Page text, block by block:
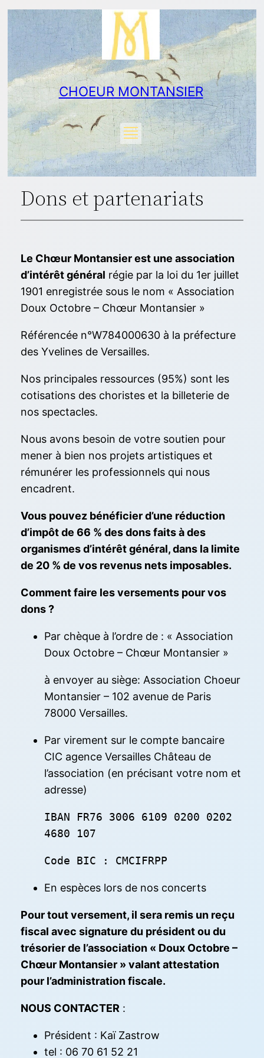
Aller
au
contenu
CHOEUR MONTANSIER
Dons et partenariats
Le Chœur Montansier est une association
d’intérêt général régie par la loi du 1er juillet
1901 enregistrée sous le nom « Association
Doux Octobre – Chœur Montansier »
Référencée n°W784000630 à la préfecture
des Yvelines de Versailles.
Nos principales ressources (95%) sont les
cotisations des choristes et la billeterie de
nos spectacles.
Nous avons besoin de votre soutien pour
mener à bien nos projets artistiques et
rémunérer les professionnels qui nous
encadrent.
Vous pouvez bénéficier d’une réduction
d’impôt de 66 % des dons faits à des
organismes d’intérêt général, dans la limite
de 20 % de vos revenus nets imposables.
Comment faire les versements pour vos
dons ?
Par chèque à l’ordre de : « Association
Doux Octobre – Chœur Montansier »
à envoyer au siège: Association Choeur
Montansier – 102 avenue de Paris
78000 Versailles.
Par virement sur le compte bancaire
CIC agence Versailles Château de
l’association (en précisant votre nom et
adresse)
IBAN FR76 3006 6109 0200 0202
4680 107
Code BIC : CMCIFRPP
En espèces lors de nos concerts
Pour tout versement, il sera remis un reçu
fiscal avec signature du président ou du
trésorier de l’association « Doux Octobre –
Chœur Montansier » valant attestation
pour l’administration fiscale.
NOUS CONTACTER :
Président : Kaï Zastrow
tel : 06 70 61 52 21